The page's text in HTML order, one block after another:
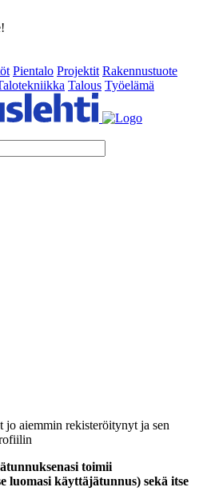
Pientalo Projektit Rakennustuote
Talous Työelämä
jo aiemmin rekisteröitynyt ja sen
toimii
luomasi käyttäjätunnus) sekä itse